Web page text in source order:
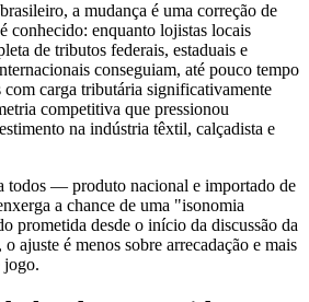
a mudança é uma correção de
conhecido: enquanto lojistas locais
de tributos federais, estaduais e
conseguiam, até pouco tempo
com carga tributária significativamente
competitiva que pressionou
na indústria têxtil, calçadista e
todos — produto nacional e importado de
a chance de uma "isonomia
prometida desde o início da discussão da
ajuste é menos sobre arrecadação e mais
jogo.